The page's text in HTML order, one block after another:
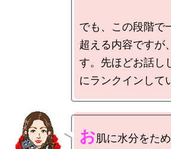
でも、この段階で
超える内容ですが
す。先ほどお話し
お肌に水分をた